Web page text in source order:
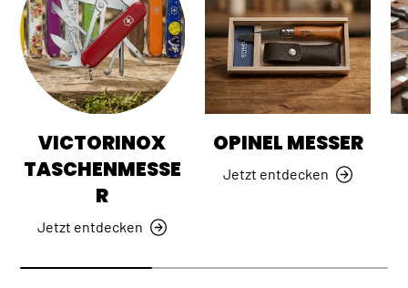
VICTORINOX
TASCHENMESSE
R
Jetzt entdecken
OPINEL MESSER
Jetzt entdecken